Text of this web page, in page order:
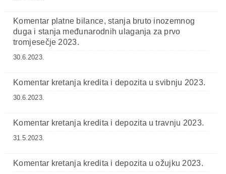
Komentar platne bilance, stanja bruto inozemnog
duga i stanja međunarodnih ulaganja za prvo
tromjesečje 2023.
30.6.2023.
Komentar kretanja kredita i depozita u svibnju 2023.
30.6.2023.
Komentar kretanja kredita i depozita u travnju 2023.
31.5.2023.
Komentar kretanja kredita i depozita u ožujku 2023.